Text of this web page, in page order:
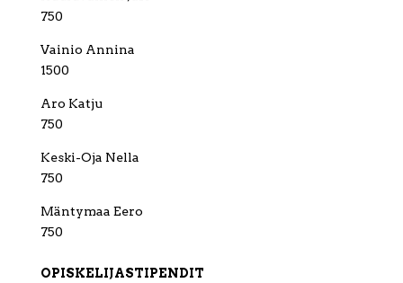
750
Vainio Annina
1500
Aro Katju
750
Keski-Oja Nella
750
Mäntymaa Eero
750
OPISKELIJASTIPENDIT